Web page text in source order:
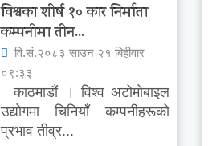
विश्वका शीर्ष १० कार निर्माता
कम्पनीमा तीन...
वि.सं.२०८३ साउन २१ बिहीवार
०९:३३
काठमाडौं । विश्व अटोमोबाइल
उद्योगमा चिनियाँ कम्पनीहरूको
प्रभाव तीव्र...